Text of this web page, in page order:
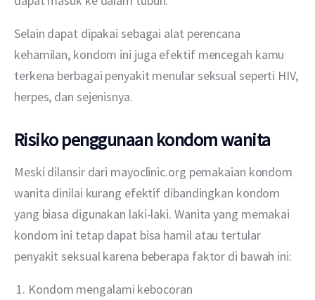
Selain dapat dipakai sebagai alat perencana
kehamilan, kondom ini juga efektif mencegah kamu
terkena berbagai penyakit menular seksual seperti HIV,
herpes, dan sejenisnya.
Risiko penggunaan kondom wanita
Meski dilansir dari mayoclinic.org pemakaian kondom
wanita dinilai kurang efektif dibandingkan kondom
yang biasa digunakan laki-laki. Wanita yang memakai
kondom ini tetap dapat bisa hamil atau tertular
penyakit seksual karena beberapa faktor di bawah ini:
Kondom mengalami kebocoran